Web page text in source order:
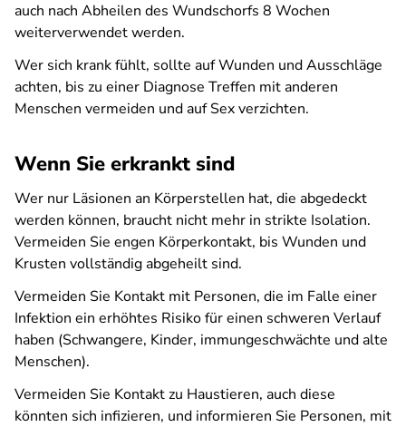
auch nach Abheilen des Wundschorfs 8 Wochen
weiterverwendet werden.
Wer sich krank fühlt, sollte auf Wunden und Ausschläge
achten, bis zu einer Diagnose Treffen mit anderen
Menschen vermeiden und auf Sex verzichten.
Wenn Sie erkrankt sind
Wer nur Läsionen an Körperstellen hat, die abgedeckt
werden können, braucht nicht mehr in strikte Isolation.
Vermeiden Sie engen Körperkontakt, bis Wunden und
Krusten vollständig abgeheilt sind.
Vermeiden Sie Kontakt mit Personen, die im Falle einer
Infektion ein erhöhtes Risiko für einen schweren Verlauf
haben (Schwangere, Kinder, immungeschwächte und alte
Menschen).
Vermeiden Sie Kontakt zu Haustieren, auch diese
könnten sich infizieren, und informieren Sie Personen, mit